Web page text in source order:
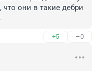
они в такие дебри
+5 –0